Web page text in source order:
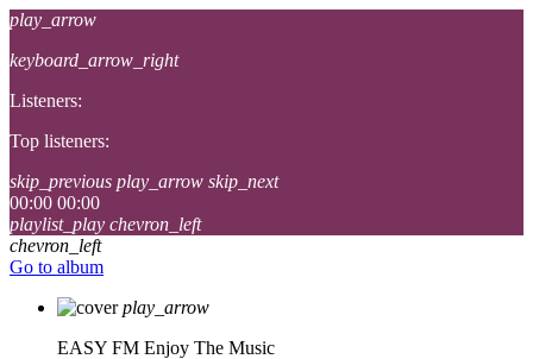
play_arrow
keyboard_arrow_right
Listeners:
Top listeners:
skip_previous play_arrow skip_next
00:00 00:00
playlist_play chevron_left
chevron_left
Go to album
play_arrow
EASY FM Enjoy The Music